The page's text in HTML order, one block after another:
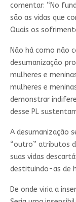
comentar: “No
são as vidas que
Quais os
Não há como não
desumanização
mulheres e
mulheres e
demonstrar
desse PL
A desumanização
“outro” atributos
suas vidas
destituindo-as de
De onde viria a